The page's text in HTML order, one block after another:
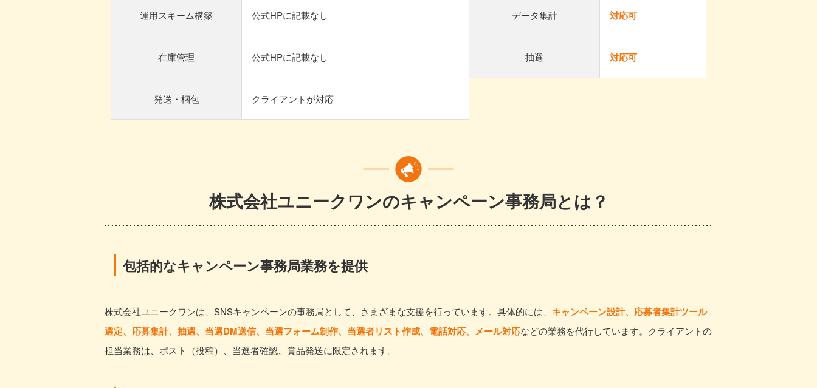
運用スキーム構築 公式HPに記載なし データ集計 対応可
在庫管理 公式HPに記載なし 抽選 対応可
発送・梱包 クライアントが対応
株式会社ユニークワンのキャンペーン事務局とは？
包括的なキャンペーン事務局業務を提供
株式会社ユニークワンは、SNSキャンペーンの事務局として、さまざまな支援を行っています。具体的には、 キャンペーン設計、応募者集計ツール
選定、応募集計、抽選、当選DM送信、当選フォーム制作、当選者リスト作成、電話対応、メール対応などの業務を代行しています。クライアントの
担当業務は、ポスト（投稿）、当選者確認、賞品発送に限定されます。